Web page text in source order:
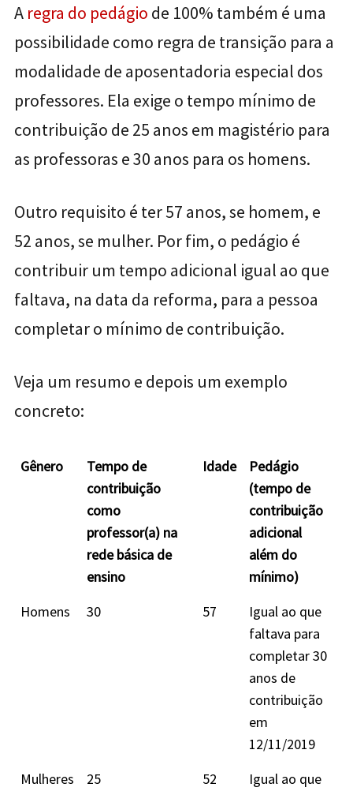
A regra do pedágio de 100% também é uma
possibilidade como regra de transição para a
modalidade de aposentadoria especial dos
professores. Ela exige o tempo mínimo de
contribuição de 25 anos em magistério para
as professoras e 30 anos para os homens.
Outro requisito é ter 57 anos, se homem, e
52 anos, se mulher. Por fim, o pedágio é
contribuir um tempo adicional igual ao que
faltava, na data da reforma, para a pessoa
completar o mínimo de contribuição.
Veja um resumo e depois um exemplo
concreto:
Gênero
Tempo de
contribuição
como
professor(a) na
rede básica de
ensino
Idade
Pedágio
(tempo de
contribuição
adicional
além do
mínimo)
Homens
30 57
Igual ao que
faltava para
completar 30
anos de
contribuição
em
12/11/2019
Mulheres
25 52
Igual ao que